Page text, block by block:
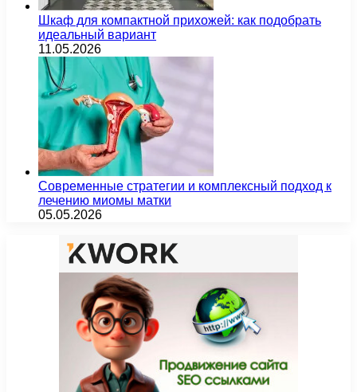
Шкаф для компактной прихожей: как подобрать
идеальный вариант
11.05.2026
Современные стратегии и комплексный подход к
лечению миомы матки
05.05.2026